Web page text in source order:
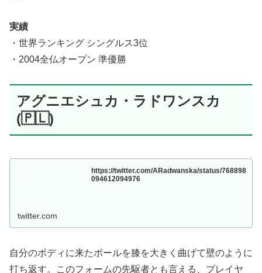
実績
・世界ランキング シングルス3位
・2004全仏オープン 準優勝
アグニエシュカ・ラドワンスカ
(🇵🇱)
https://twitter.com/ARadwanska/status/768898
094612094976
twitter.com
自分のボディに来たボールを膝を大きく曲げて壁のように
打ち返す。このフォームの先駆者とも言える、プレイヤ